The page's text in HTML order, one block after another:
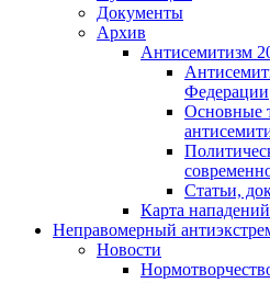
Документы
Архив
Антисемитизм
Федерации
Основные
Статьи,
Карта
Неправомерный
Новости